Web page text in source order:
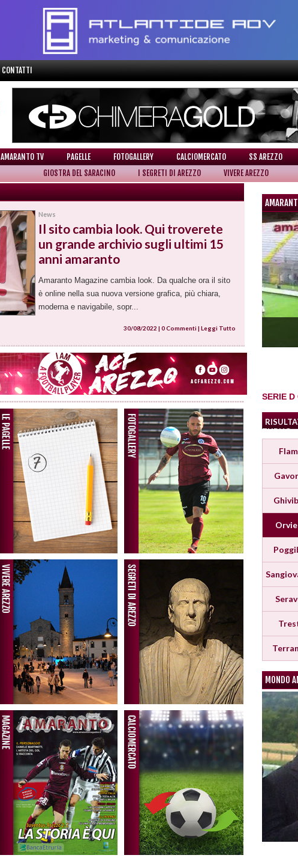
CONTATTI
AMARANTO TV PAGELLE FOTOGALLERY CALCIOMERCATO SS AREZZO
GIOSTRA DEL SARACINO
I SEGRETI DI AREZZO VIVERE AREZZO
News
Il sito cambia look. Qui troverete
un grande archivio sugli ultimi 15
anni amaranto
Amaranto Magazine cambia look. Da qualche ora il sito
è online nella sua nuova versione grafica, più chiara,
moderna e navigabile, sopr...
30/08/2022 | 0 Commenti | Leggi Tutto
SERIE
TURNO
MONDO